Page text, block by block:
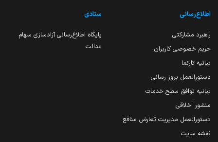
اطلاع‌رسانی
راهبرد مشارکتی
حریم خصوصی کاربران
بیانیه تارنما
دستورالعمل بروز رسانی
بیانیه توافق سطح خدمات
منشور اخلاقی
دستورالعمل مدیریت تعارض منافع
نقشه سایت
ستادی
پایگاه اطلاع‌رسانی آزادسازی سهام
عدالت